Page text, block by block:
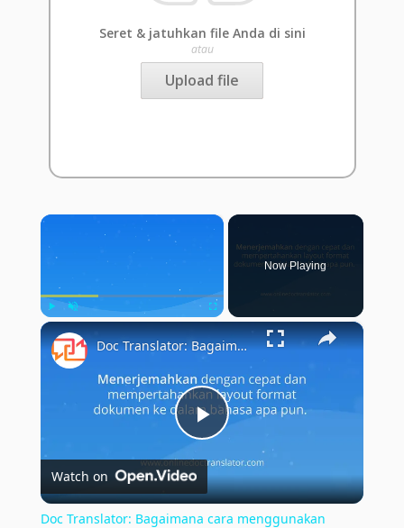
Seret & jatuhkan file Anda di sini
atau
Upload file
×
Play Unmute Fullscreen
Now Playing
×
Play
Video
Doc Translator: Bagaimana cara menggunakan penerjemah dokumen?
Watch on
Doc Translator: Bagaimana cara menggunakan